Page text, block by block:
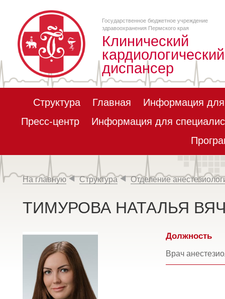
Государственное бюджетное учреждение
здравоохранения Пермского края
Клинический
кардиологический
диспансер
Структура Главная
Информация для
Пресс-центр
Информация для
На главную Структура Отделение
ТИМУРОВА НАТАЛЬЯ
Должность
Врач